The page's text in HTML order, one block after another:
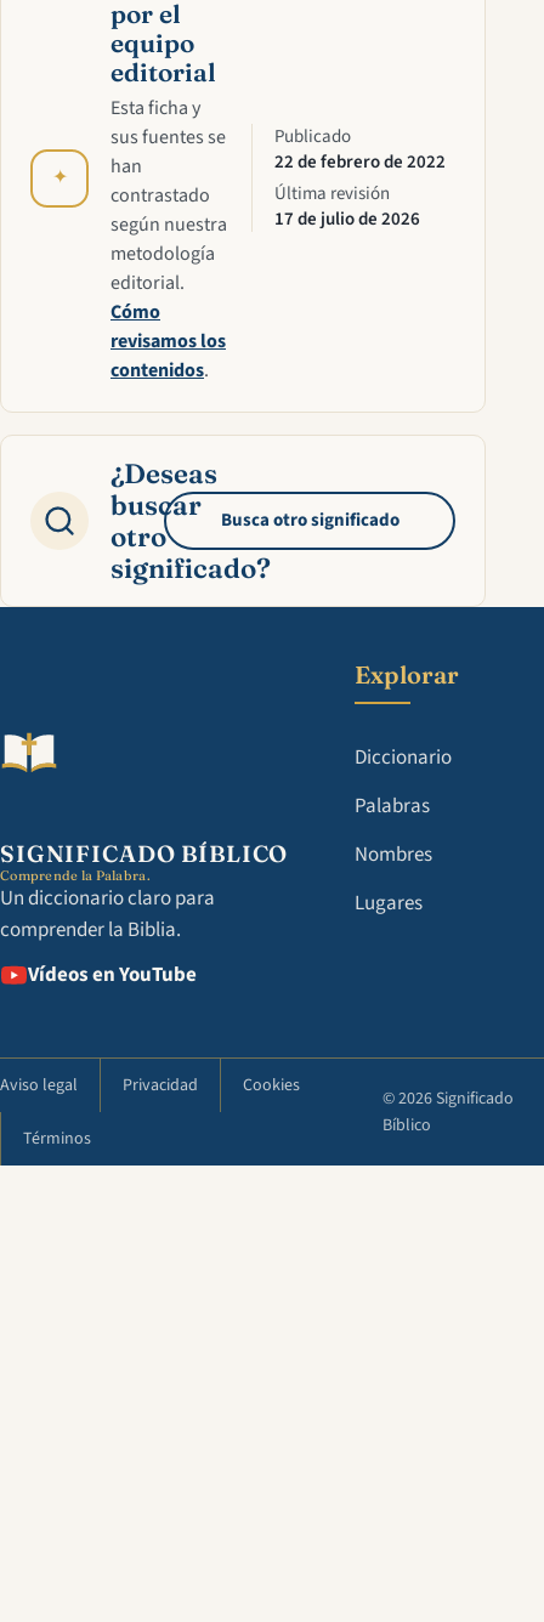
✦
por el
equipo
editorial
Esta ficha y
sus fuentes se
han
contrastado
según nuestra
metodología
editorial.
Cómo
revisamos los
contenidos.
Publicado
22 de febrero de 2022
Última revisión
17 de julio de 2026
¿Deseas
buscar
otro
significado?
Busca otro significado
SIGNIFICADO BÍBLICO
Comprende la Palabra.
Un diccionario claro para
comprender la Biblia.
Vídeos en YouTube
Explorar
Diccionario
Palabras
Nombres
Lugares
Aviso legal Privacidad Cookies
Términos
© 2026 Significado
Bíblico